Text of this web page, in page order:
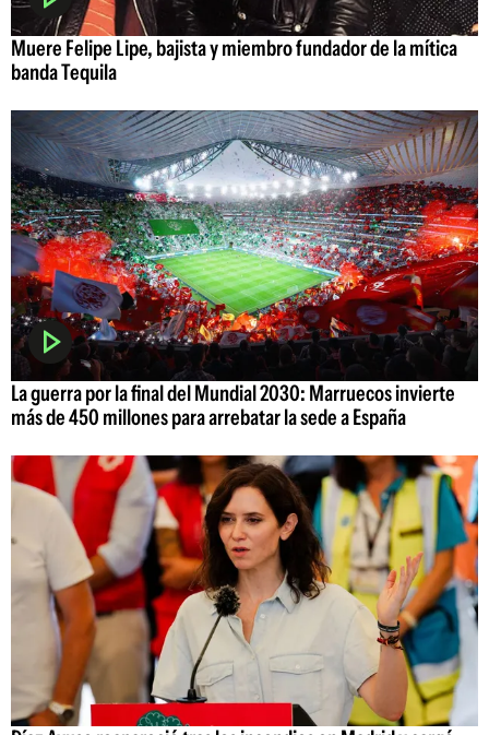
Muere Felipe Lipe, bajista y miembro fundador de la mítica
banda Tequila
La guerra por la final del Mundial 2030: Marruecos invierte
más de 450 millones para arrebatar la sede a España